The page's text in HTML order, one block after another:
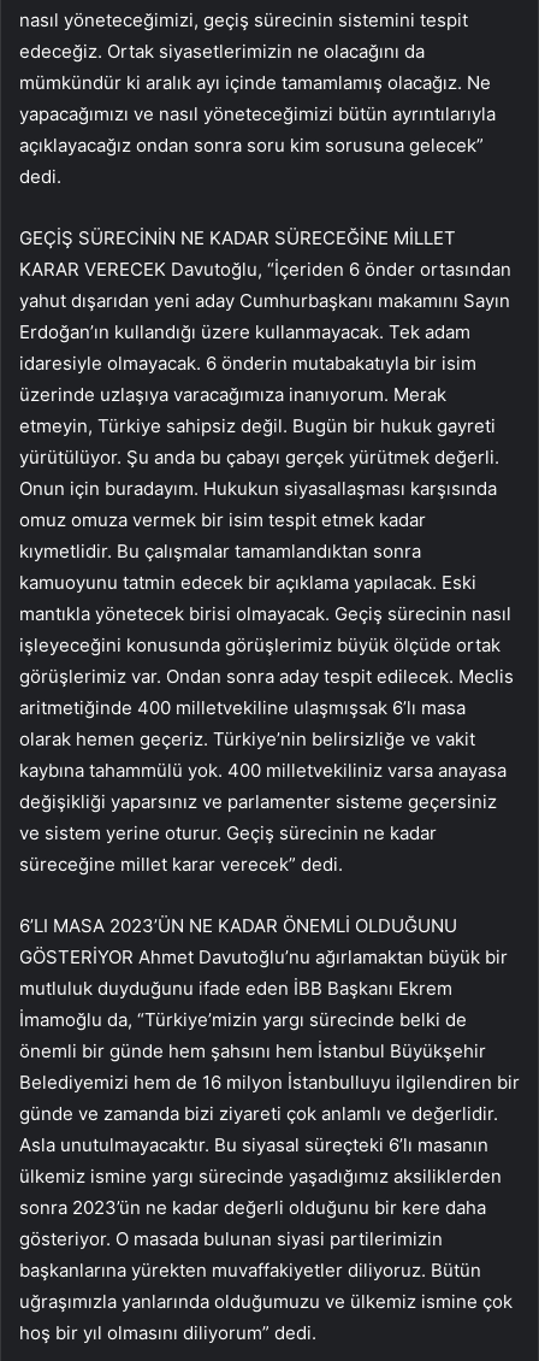
nasıl yöneteceğimizi, geçiş sürecinin sistemini tespit
edeceğiz. Ortak siyasetlerimizin ne olacağını da
mümkündür ki aralık ayı içinde tamamlamış olacağız. Ne
yapacağımızı ve nasıl yöneteceğimizi bütün ayrıntılarıyla
açıklayacağız ondan sonra soru kim sorusuna gelecek”
dedi.
GEÇİŞ SÜRECİNİN NE KADAR SÜRECEĞİNE MİLLET
KARAR VERECEK Davutoğlu, “İçeriden 6 önder ortasından
yahut dışarıdan yeni aday Cumhurbaşkanı makamını Sayın
Erdoğan’ın kullandığı üzere kullanmayacak. Tek adam
idaresiyle olmayacak. 6 önderin mutabakatıyla bir isim
üzerinde uzlaşıya varacağımıza inanıyorum. Merak
etmeyin, Türkiye sahipsiz değil. Bugün bir hukuk gayreti
yürütülüyor. Şu anda bu çabayı gerçek yürütmek değerli.
Onun için buradayım. Hukukun siyasallaşması karşısında
omuz omuza vermek bir isim tespit etmek kadar
kıymetlidir. Bu çalışmalar tamamlandıktan sonra
kamuoyunu tatmin edecek bir açıklama yapılacak. Eski
mantıkla yönetecek birisi olmayacak. Geçiş sürecinin nasıl
işleyeceğini konusunda görüşlerimiz büyük ölçüde ortak
görüşlerimiz var. Ondan sonra aday tespit edilecek. Meclis
aritmetiğinde 400 milletvekiline ulaşmışsak 6’lı masa
olarak hemen geçeriz. Türkiye’nin belirsizliğe ve vakit
kaybına tahammülü yok. 400 milletvekiliniz varsa anayasa
değişikliği yaparsınız ve parlamenter sisteme geçersiniz
ve sistem yerine oturur. Geçiş sürecinin ne kadar
süreceğine millet karar verecek” dedi.
6’LI MASA 2023’ÜN NE KADAR ÖNEMLİ OLDUĞUNU
GÖSTERİYOR Ahmet Davutoğlu’nu ağırlamaktan büyük bir
mutluluk duyduğunu ifade eden İBB Başkanı Ekrem
İmamoğlu da, “Türkiye’mizin yargı sürecinde belki de
önemli bir günde hem şahsını hem İstanbul Büyükşehir
Belediyemizi hem de 16 milyon İstanbulluyu ilgilendiren bir
günde ve zamanda bizi ziyareti çok anlamlı ve değerlidir.
Asla unutulmayacaktır. Bu siyasal süreçteki 6’lı masanın
ülkemiz ismine yargı sürecinde yaşadığımız aksiliklerden
sonra 2023’ün ne kadar değerli olduğunu bir kere daha
gösteriyor. O masada bulunan siyasi partilerimizin
başkanlarına yürekten muvaffakiyetler diliyoruz. Bütün
uğraşımızla yanlarında olduğumuzu ve ülkemiz ismine çok
hoş bir yıl olmasını diliyorum” dedi.